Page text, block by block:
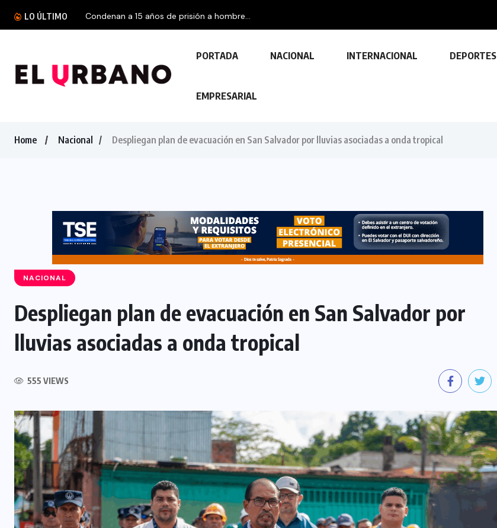
LO ÚLTIMO Condenan a 15 años de prisión a hombre...
PORTADA NACIONAL INTERNACIONAL DEPORTES
EMPRESARIAL
Home Nacional Despliegan plan de evacuación en San Salvador por lluvias asociadas a onda tropical
NACIONAL
Despliegan plan de evacuación en San Salvador por
lluvias asociadas a onda tropical
555 VIEWS
NACIONAL
Capturan a siete presuntos
dedicada al desmantelamiento de
TECNOLOGÍA
23 FEBRERO, 2024